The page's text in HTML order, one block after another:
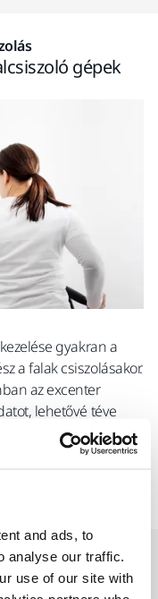
and ads, to
analyse our traffic.
use of our site with
gépek
gyakran a
a falak csiszolásakor.
az excenter
lehetővé téve
szűk helyeken és
eltávolítható
nehezen